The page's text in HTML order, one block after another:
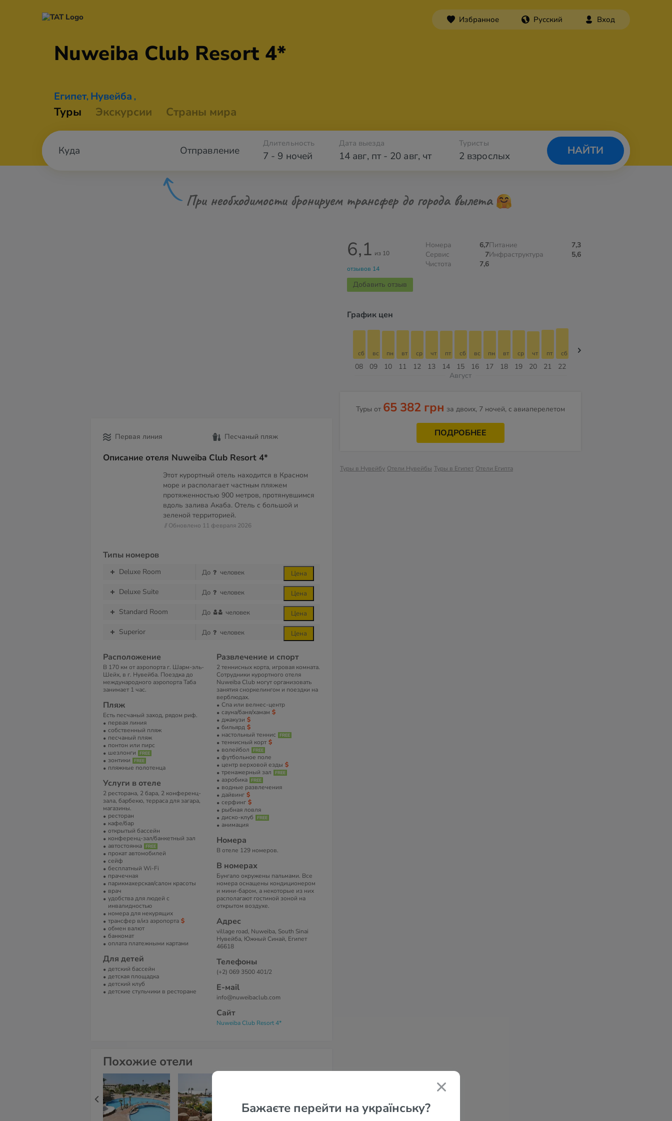
Бажаєте перейти на українську?
Избранное Русский Вход
Nuweiba Club Resort 4*
Египет, Нувейба ,
Туры Экскурсии Страны мира
Отправление 7 - 9 ночей
Длительность Дата выезда
14 авг, пт- 20 авг, чт 2 взрослых
Туристы
НАЙТИ
При необходимости бронируем трансфер до города вылета
Первая линия Песчаный пляж
Описание отеля Nuweiba Club Resort 4*
Этот курортный отель находится в Красном
море и располагает частным пляжем
протяженностью 900 метров, протянувшимся
вдоль залива Акаба. Отель с большой и
зеленой территорией.
// Обновлено 11 февраля 2026
Типы номеров
Deluxe Room До человек Цена
Deluxe Suite До человек Цена
Standard Room До человек Цена
Superior До человек Цена
Расположение
В 170 км от аэропорта г. Шарм-эль-
Шейх, в г. Нувейба. Поездка до
международного аэропорта Таба
занимает 1 час.
Пляж
Есть песчаный заход, рядом риф.
первая линия
собственный пляж
песчаный пляж
понтон или пирс
шезлонги
зонтики
пляжные полотенца
Услуги в отеле
2 ресторана, 2 бара, 2 конференц-
зала, барбекю, терраса для загара,
магазины.
ресторан
кафе/бар
открытый бассейн
конференц-зал/банкетный зал
автостоянка
прокат автомобилей
сейф
бесплатный Wi-Fi
прачечная
парикмахерская/салон красоты
врач
удобства для людей с
инвалидностью
номера для некурящих
трансфер в/из аэропорта
обмен валют
банкомат
оплата платежными картами
Для детей
детский бассейн
детская площадка
детский клуб
детские стульчики в ресторане
Развлечение и спорт
2 теннисных корта, игровая комната.
Сотрудники курортного отеля
Nuweiba Club могут организовать
занятия сноркелингом и поездки на
верблюдах.
Спа или велнес-центр
сауна/баня/хамам
джакузи
бильярд
настольный теннис
теннисный корт
волейбол
футбольное поле
центр верховой езды
тренажерный зал
аэробика
водные развлечения
дайвинг
серфинг
рыбная ловля
диско-клуб
анимация
Номера
В отеле 129 номеров.
В номерах
Бунгало окружены пальмами. Все
номера оснащены кондиционером
и мини-баром, а некоторые из них
располагают гостиной зоной на
открытом воздухе.
Адрес
village road, Nuweiba, South Sinai
Нувейба, Южный Синай, Египет
46618
Телефоны
(+2) 069 3500 401/2
Е-маil
info@nuweibaclub.com
Сайт
Nuweiba Club Resort 4*
6,1 из 10
отзывов 14
Добавить отзыв
Номера
6,7
Сервис
7
Чистота
7,6
Питание
7,3
Инфраструктура
5,6
График цен
08
сб
09
вс
10
пн
11
вт
12
ср
13
чт
14
пт
15
сб
16
вс
17
пн
18
вт
19
ср
20
чт
21
пт
22
сб
Август
Туры от 65 382 грн за двоих, 7 ночей, c авиаперелетом
ПОДРОБНЕЕ
Туры в Нувейбу Отели Нувейбы Туры в Египет Отели Египта
Похожие отели